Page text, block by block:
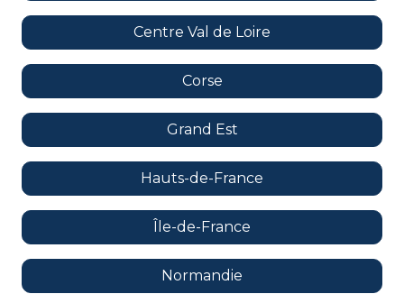
Centre Val de Loire
Corse
Grand Est
Hauts-de-France
Île-de-France
Normandie